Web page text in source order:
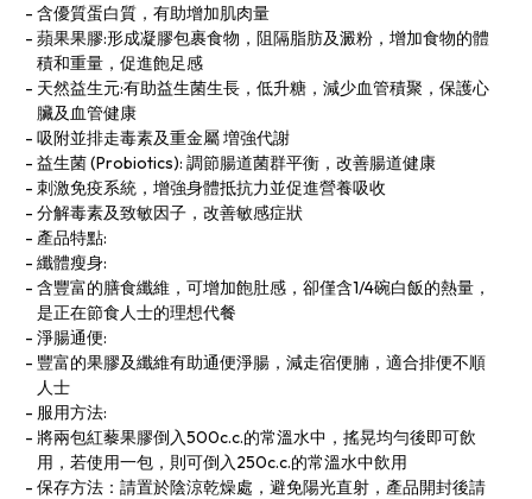
含優質蛋白質，有助增加肌肉量
蘋果果膠:形成凝膠包裹食物，阻隔脂肪及澱粉，增加食物的體
積和重量，促進飽足感
天然益生元:有助益生菌生長，低升糖，減少血管積聚，保護心
臟及血管健康
吸附並排走毒素及重金屬 増強代謝
益生菌 (Probiotics): 調節腸道菌群平衡，改善腸道健康
刺激免疫系統，增強身體抵抗力並促進營養吸收
分解毒素及致敏因子，改善敏感症狀
產品特點:
纖體瘦身:
含豐富的膳食纖維，可增加飽肚感，卻僅含1/4碗白飯的熱量，
是正在節食人士的理想代餐
淨腸通便:
豐富的果膠及纖維有助通便淨腸，減走宿便腩，適合排便不順
人士
服用方法:
將兩包紅藜果膠倒入500c.c.的常溫水中，搖晃均勻後即可飲
用，若使用一包，則可倒入250c.c.的常溫水中飲用
保存方法：請置於陰涼乾燥處，避免陽光直射，產品開封後請